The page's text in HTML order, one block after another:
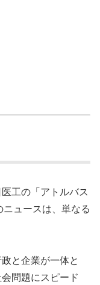
工の「アトルバス
ュースは、単なる
と企業が一体と
問題にスピード